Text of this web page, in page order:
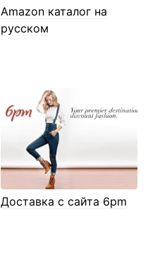
Amazon каталог на
русском
Доставка с сайта 6pm